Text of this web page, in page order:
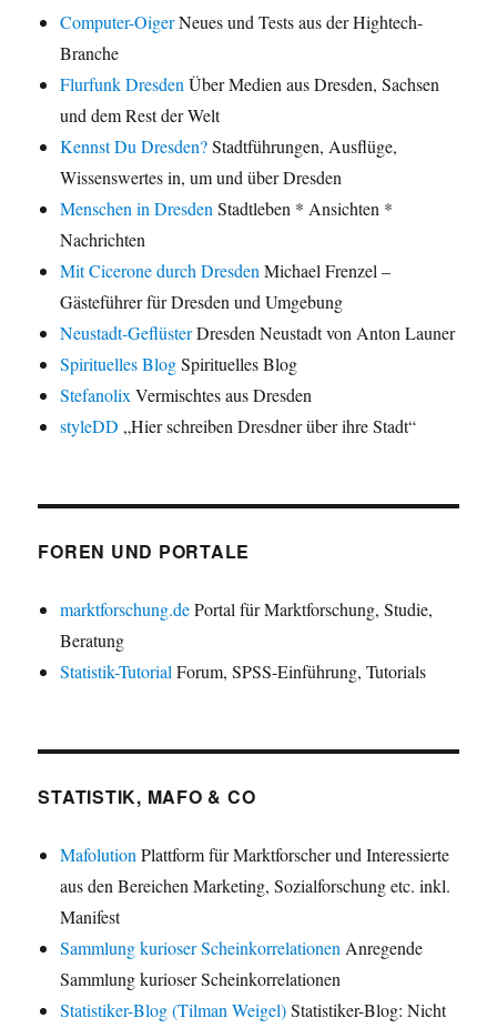
Computer-OigerNeues und Tests aus der Hightech-
Branche
Flurfunk Dresden Über Medien aus Dresden, Sachsen
und dem Rest der Welt
Kennst Du Dresden?Stadtführungen, Ausflüge,
Wissenswertes in, um und über Dresden
Menschen in Dresden Stadtleben * Ansichten *
Nachrichten
Mit Cicerone durch Dresden Michael Frenzel –
Gästeführer für Dresden und Umgebung
Neustadt-GeflüsterDresden Neustadt von Anton Launer
Spirituelles BlogSpirituelles Blog
Stefanolix Vermischtes aus Dresden
styleDD „Hier schreiben Dresdner über ihre Stadt“
FOREN UND PORTALE
marktforschung.dePortal für Marktforschung, Studie,
Beratung
Statistik-Tutorial Forum, SPSS-Einführung, Tutorials
STATISTIK, MAFO & CO
Mafolution Plattform für Marktforscher und Interessierte
aus den Bereichen Marketing, Sozialforschung etc. inkl.
Manifest
Sammlung kurioser Scheinkorrelationen Anregende
Sammlung kurioser Scheinkorrelationen
Statistiker-Blog (Tilman Weigel)Statistiker-Blog: Nicht